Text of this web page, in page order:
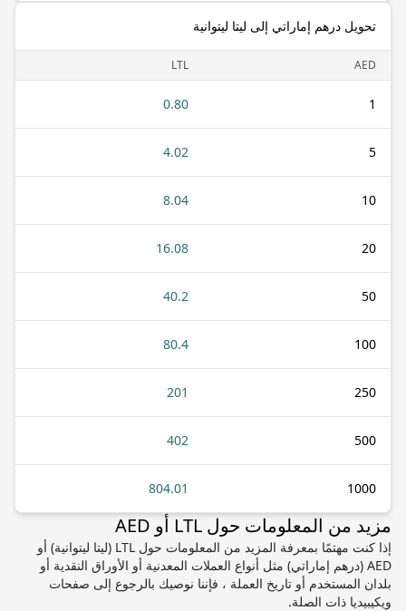
تحويل درهم إماراتي إلى ليتا ليتوانية
AED
LTL
1
0.80
5
4.02
10
8.04
20
16.08
50
40.2
100
80.4
250
201
500
402
1000
804.01
مزيد من المعلومات حول LTL أو AED
إذا كنت مهتمًا بمعرفة المزيد من المعلومات حول LTL (ليتا ليتوانية) أو
AED (درهم إماراتي) مثل أنواع العملات المعدنية أو الأوراق النقدية أو
بلدان المستخدم أو تاريخ العملة ، فإننا نوصيك بالرجوع إلى صفحات
ويكيبيديا ذات الصلة.